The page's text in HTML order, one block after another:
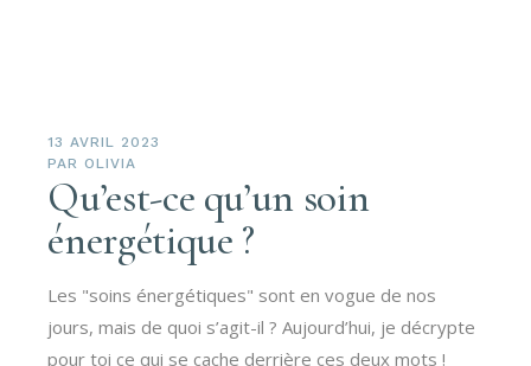
13 AVRIL 2023
PAR OLIVIA
Qu’est-ce qu’un soin
énergétique ?
Les "soins énergétiques" sont en vogue de nos
jours, mais de quoi s’agit-il ? Aujourd’hui, je décrypte
pour toi ce qui se cache derrière ces deux mots !